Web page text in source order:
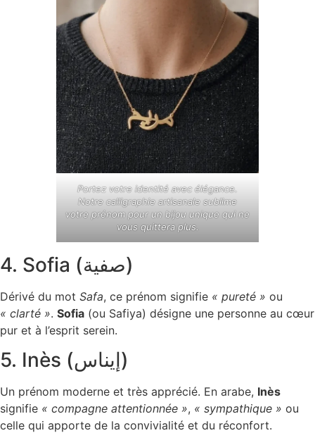
Portez votre identité avec élégance.
Notre calligraphie artisanale sublime
votre prénom pour un bijou unique qui ne
vous quittera plus.
4. Sofia (صفية)
Dérivé du mot Safa, ce prénom signifie « pureté » ou
« clarté ». Sofia (ou Safiya) désigne une personne au cœur
pur et à l’esprit serein.
5. Inès (إيناس)
Un prénom moderne et très apprécié. En arabe, Inès
signifie « compagne attentionnée », « sympathique » ou
celle qui apporte de la convivialité et du réconfort.